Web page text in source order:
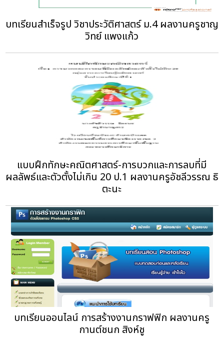
บทเรียนสำเร็จรูป วิชาประวัติศาสตร์ ม.4 ผลงานครูชาญ
แบบฝึกทักษะคณิตศาสตร์-การบวกและการลบที่มี
ผลลัพธ์และตัวตั้งไม่เกิน 20 ป.1 ผลงานครูอัชลีวรรณ ธิ
ตะนะ
บทเรียนออนไลน์ การสร้างงานกราฟฟิก ผลงานครู
กานต์ชนก สิงห์ชู